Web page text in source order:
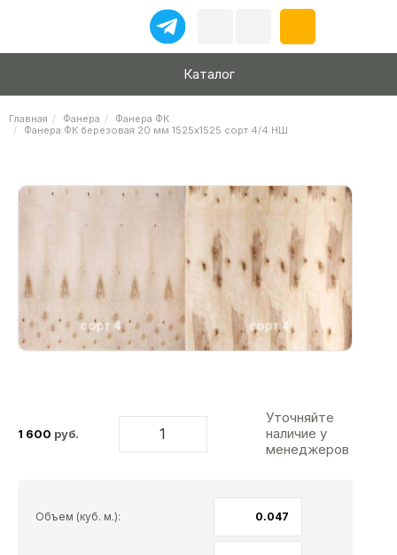
Каталог
Главная Фанера
Фанера ФК
Фанера ФК березовая 20 мм 1525х1525 сорт 4/4 НШ
1 600 руб.
Уточняйте
наличие у
менеджеров
Объем (куб. м.):